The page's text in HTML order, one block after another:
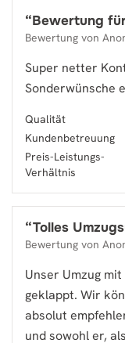
“Bewertung
Bewertung von
Super netter
Sonderwünsche
Qualität
Kundenbetreuung
Preis-Leistungs-
Verhältnis
“Tolles
Bewertung von
Unser Umzug
geklappt. Wir
absolut
und sowohl er,